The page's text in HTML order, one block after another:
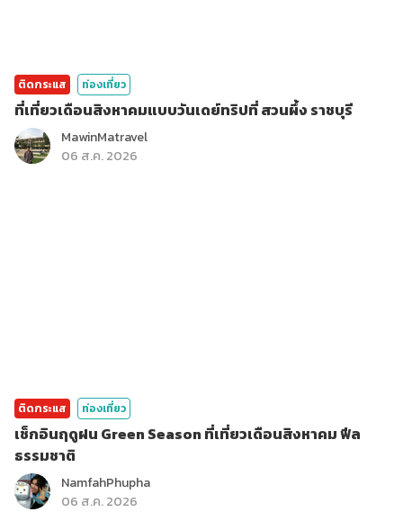
ติดกระแส ท่องเที่ยว
ที่เที่ยวเดือนสิงหาคมแบบวันเดย์ทริปที่ สวนผึ้ง ราชบุรี
MawinMatravel
06 ส.ค. 2026
ติดกระแส ท่องเที่ยว
เช็กอินฤดูฝน Green Season ที่เที่ยวเดือนสิงหาคม ฟีล
ธรรมชาติ
NamfahPhupha
06 ส.ค. 2026